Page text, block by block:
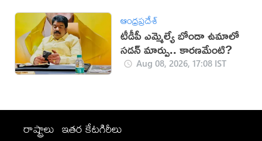
ఆంధ్రప్రదేశ్
టీడీపీ ఎమ్మెల్యే బోండా ఉమాలో
సడన్‌ మార్పు.. కారణమేంటి?
Aug 08, 2026, 17:08 IST
రాష్ట్రాలు ఇతర కేటగిరీలు